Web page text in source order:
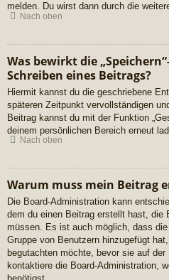
melden. Du wirst dann durch die
Nach oben
Was bewirkt die
Schreiben eines Beitrags?
Hiermit kannst du die geschriebene
späteren Zeitpunkt vervollständigen
Beitrag kannst du mit der Funktion
deinem persönlichen Bereich erneut
Nach oben
Warum muss mein Beitrag
Die Board-Administration kann
dem du einen Beitrag erstellt hast, die
müssen. Es ist auch möglich, dass
Gruppe von Benutzern hinzugefügt
begutachten möchte, bevor sie auf
kontaktiere die Board-Administration,